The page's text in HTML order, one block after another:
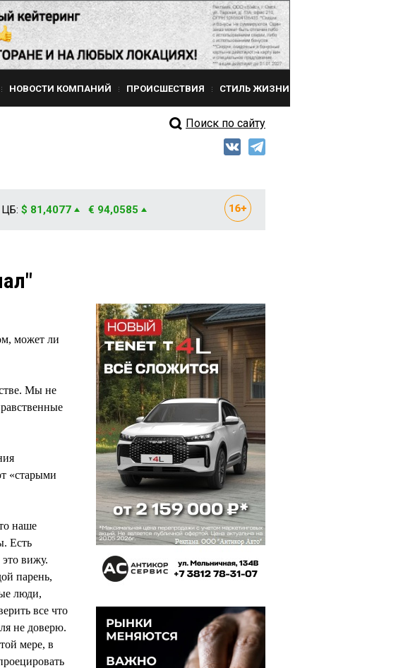
НОВОСТИ КОМПАНИЙ ПРОИСШЕСТВИЯ СТИЛЬ ЖИЗНИ
Поиск по сайту
$ 81,4077 € 94,0585
может ли
Мы не
«старыми
наше
Есть
вижу.
парень,
люди,
все что
не доверю.
мере, в